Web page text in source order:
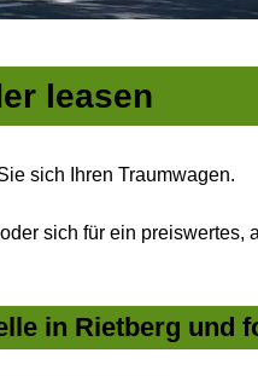
leasen
sich Ihren Traumwagen.
sich für ein preiswertes,
in Rietberg und